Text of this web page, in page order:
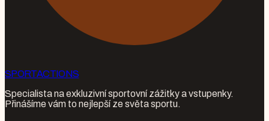
SPORTACTIONS
Specialista na exkluzivní sportovní zážitky a vstupenky.
Přinášíme vám to nejlepší ze světa sportu.